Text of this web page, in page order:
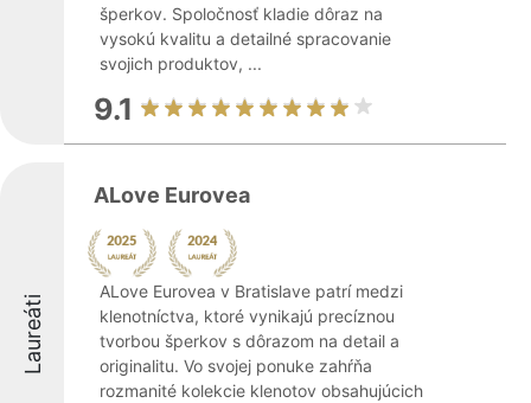
šperkov. Spoločnosť kladie dôraz na
vysokú kvalitu a detailné spracovanie
svojich produktov, ...
9.1
Laureáti
ALove Eurovea
ALove Eurovea v Bratislave patrí medzi
klenotníctva, ktoré vynikajú precíznou
tvorbou šperkov s dôrazom na detail a
originalitu. Vo svojej ponuke zahŕňa
rozmanité kolekcie klenotov obsahujúcich